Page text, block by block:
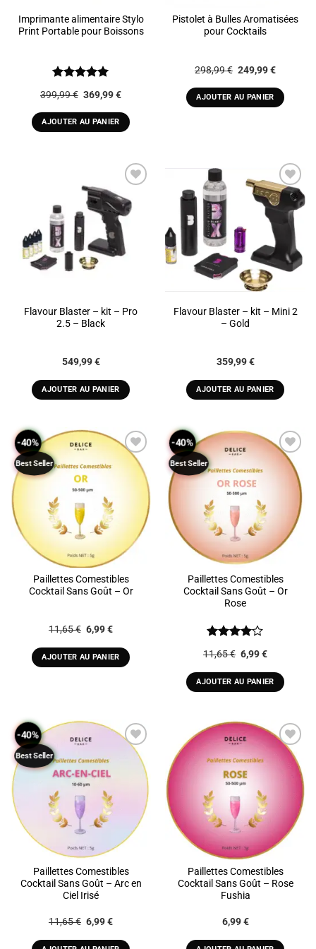
Imprimante alimentaire Stylo
Print Portable pour Boissons
5
399,99€ Le
initial
était :
399,99 €.
369,99€Le
actuel
est :
369,99 €.
AJOUTER AU PANIER
Pistolet à Bulles Aromatisées
pour Cocktails
298,99€ Le
initial
était :
298,99 €.
249,99€Le
actuel
est :
249,99 €.
AJOUTER AU PANIER
ADD TO
WISHLIST
Flavour Blaster – kit – Pro
2.5 – Black
549,99€
AJOUTER AU PANIER
ADD TO
WISHLIST
Flavour Blaster – kit – Mini 2
– Gold
359,99€
AJOUTER AU PANIER
-40%
Best Seller
ADD TO
Paillettes Comestibles
Cocktail Sans Goût – Or
11,65€ Le
prix
initial
était :
11,65 €.
6,99€Le
actuel
est :
6,99 €.
AJOUTER AU PANIER
-40%
Best Seller
ADD TO
WISHLIST
Paillettes Comestibles
Cocktail Sans Goût – Or
Rose
Note4
sur 5
11,65€ Le
prix
initial
était :
11,65 €.
6,99€Le
actuel
est :
6,99 €.
AJOUTER AU PANIER
-40%
Best Seller
ADD TO
WISHLIST
Paillettes Comestibles
Cocktail Sans Goût – Arc en
Ciel Irisé
11,65€ Le
prix
initial
6,99€Le
actuel
ADD TO
Paillettes Comestibles
Cocktail Sans Goût – Rose
Fushia
6,99€